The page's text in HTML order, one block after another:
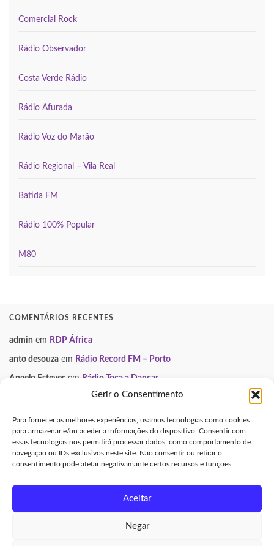
Gerir o Consentimento
Para fornecer as melhores experiências, usamos tecnologias como cookies
para armazenar e/ou aceder a informações do dispositivo. Consentir com
essas tecnologias nos permitirá processar dados, como comportamento de
navegação ou IDs exclusivos neste site. Não consentir ou retirar o
consentimento pode afetar negativamante certos recursos e funções.
Aceitar
Negar
Comercial Rock
Rádio Observador
Costa Verde Rádio
Rádio Afurada
Rádio Voz do Marão
Rádio Regional – Vila Real
Batida FM
Rádio 100% Popular
M80
COMENTÁRIOS RECENTES
admin em RDP África
anto desouza em Rádio Record FM – Porto
Angelo Esteves em Rádio Toca a Dançar
Smooth FM
Neuza Gondomar Mix
INFORMAÇÃO LEGAL
Política de Privacidade
Política de Cookies (UE)